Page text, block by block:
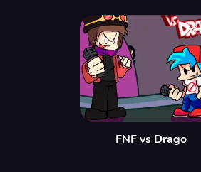
FNF vs Drago